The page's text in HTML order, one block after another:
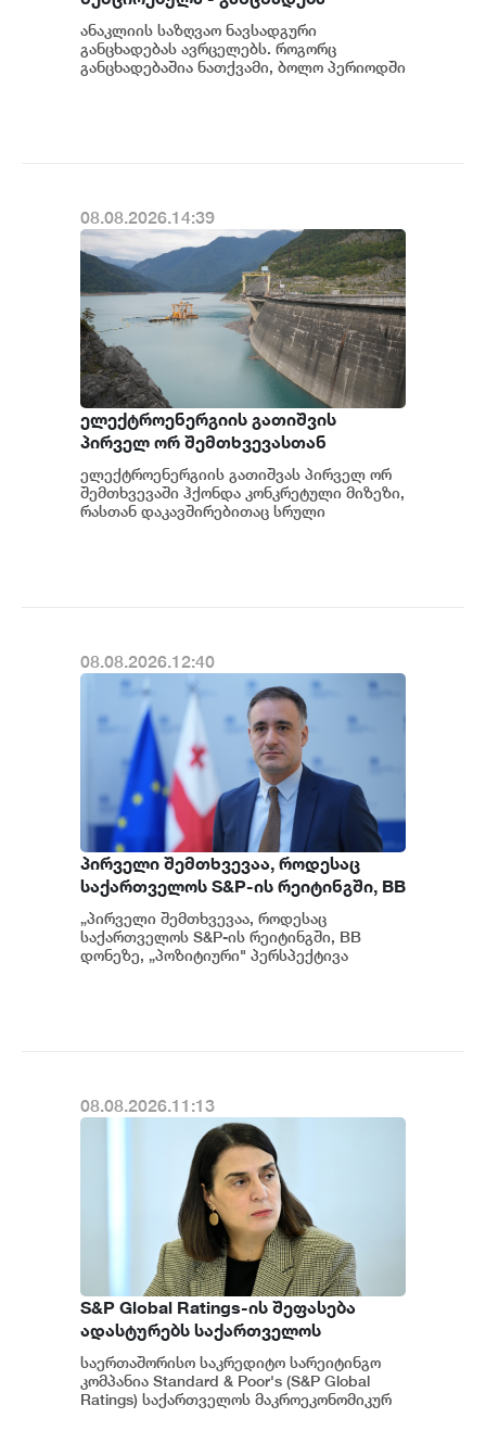
ანაკლიის საზღვაო ნავსადგური
განცხადებას ავრცელებს. როგორც
განცხადებაშია ნათქვამი, ბოლო პერიოდში
08.08.2026.14:39
ელექტროენერგიის გათიშვის
პირველ ორ შემთხვევასთან
დაკავშირებით სუს-ში წარიმართება
გამოძიება და ინფორმაციას
მოგვიანებით დეტალურად
ელექტროენერგიის გათიშვას პირველ ორ
შემთხვევაში ჰქონდა კონკრეტული მიზეზი,
რასთან დაკავშირებითაც სრული
08.08.2026.12:40
პირველი შემთხვევაა, როდესაც
საქართველოს S&P-ის რეიტინგში, BB
დონეზე „პოზიტიური" პერსპექტივა
მიენიჭა - პერსპექტივის
გაუმჯობესება კიდევ ერთხელ
„პირველი შემთხვევაა, როდესაც
საქართველოს S&P-ის რეიტინგში, BB
დონეზე, „პოზიტიური" პერსპექტივა
08.08.2026.11:13
S&P Global Ratings-ის შეფასება
ადასტურებს საქართველოს
ეკონომიკის მდგრადობასა და
ეროვნული ბანკის პოლიტიკის
ეფექტიანობას - ეკატერინე მიქაბაძე
საერთაშორისო საკრედიტო სარეიტინგო
კომპანია Standard & Poor's (S&P Global
Ratings) საქართველოს მაკროეკონომიკურ